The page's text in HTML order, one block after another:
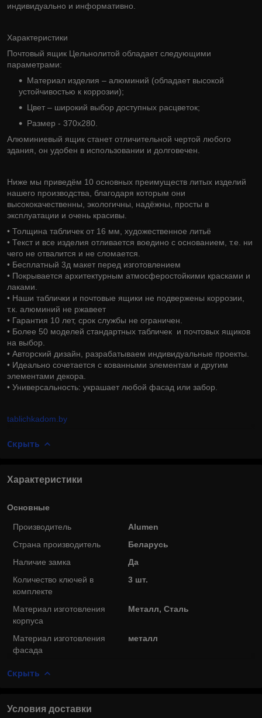
индивидуально и информативно.
Характеристики
Почтовый ящик Цельнолитой обладает следующими
параметрами:
Материал изделия – алюминий (обладает высокой
устойчивостью к коррозии);
Цвет – широкий выбор доступных расцветок;
Размер - 370х280.
Алюминиевый ящик станет отличительной чертой любого
здания, он удобен в использовании и долговечен.
Ниже мы приведём 10 основных преимуществ литых изделий
нашего производства, благодаря которым они
высококачественны, экологичны, надёжны, просты в
эксплуатации и очень красивы.
• Толщина табличек от 16 мм, художественное литьё
• Текст и все изделия отливается воедино с основанием, т.е. ни
чего не отвалится и не сломается.
• Бесплатный 3д макет перед изготовлением
• Покрывается архитектурным атмосферостойкими красками и
лаками.
• Наши таблички и почтовые ящики не подвержены коррозии,
т.к. алюминий не ржавеет
• Гарантия 10 лет, срок службы не ограничен.
• Более 50 моделей стандартных табличек и почтовых ящиков
на выбор.
• Авторский дизайн, разрабатываем индивидуальные проекты.
• Идеально сочетается с кованными элементам и другим
элементами декора.
• Универсальность: украшает любой фасад или забор.
tablichkadom.by
Скрыть
Характеристики
Основные
Производитель
Alumen
Страна производитель
Беларусь
Наличие замка
Да
Количество ключей в
комплекте
3 шт.
Материал изготовления
корпуса
Металл, Сталь
Материал изготовления
фасада
металл
Скрыть
Условия доставки